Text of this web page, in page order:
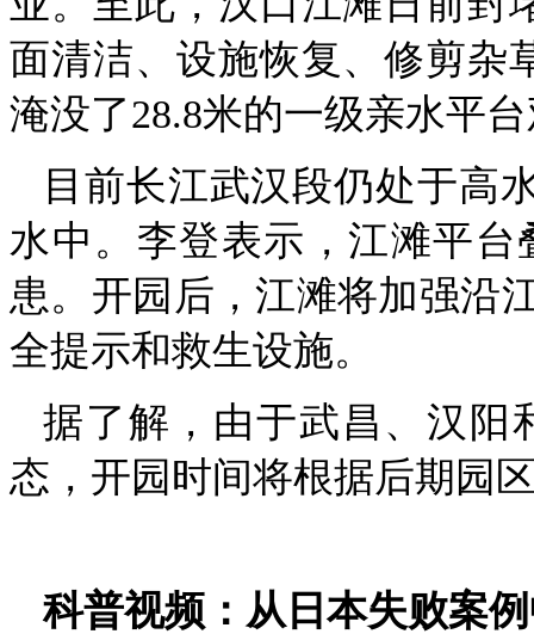
面清洁、设施恢复、修剪杂
淹没了28.8米的一级亲水平
目前长江武汉段仍处于高
水中。李登表示，江滩平
患。开园后，江滩将加强沿
全提示和救生设施。
据了解，由于武昌、汉阳
态，开园时间将根据后期园
科普视频：从日本失败案